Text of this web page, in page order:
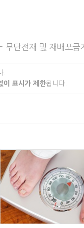
무단전재 및 재배포금
.
이 표시가 제한됩니다.